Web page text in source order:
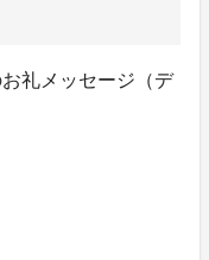
礼メッセージ（デ